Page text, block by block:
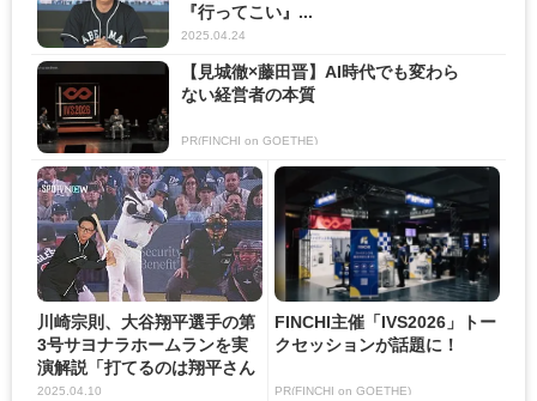
『行ってこい』...
2025.04.24
【見城徹×藤田晋】AI時代でも変わら
ない経営者の本質
PR(FINCHI on GOETHE)
川崎宗則、大谷翔平選手の第
3号サヨナラホームランを実
演解説「打てるのは翔平さん
ぐ...
2025.04.10
FINCHI主催「IVS2026」トー
クセッションが話題に！
PR(FINCHI on GOETHE)